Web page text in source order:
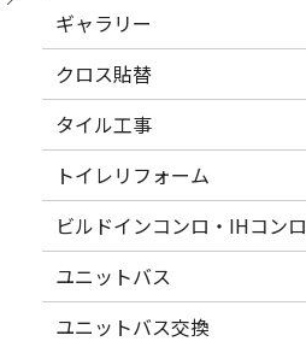
ギャラリー
クロス貼替
タイル工事
トイレリフォーム
ビルドインコンロ・IHコンロ
ユニットバス
ユニットバス交換